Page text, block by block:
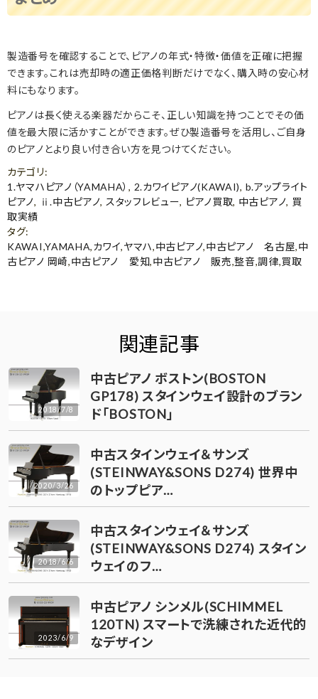
製造番号を確認することで、ピアノの年式・特徴・価値を正確に把握
できます。これは売却時の適正価格判断だけでなく、購入時の安心材
料にもなります。
ピアノは長く使える楽器だからこそ、正しい知識を持つことでその価
値を最大限に活かすことができます。ぜひ製造番号を活用し、ご自身
のピアノとより良い付き合い方を見つけてください。
カテゴリ:
1.ヤマハピアノ（YAMAHA）, 2.カワイピアノ(KAWAI), b.アップライト
ピアノ, ⅱ.中古ピアノ, スタッフレビュー, ピアノ買取, 中古ピアノ, 買
取実績
タグ:
KAWAI,YAMAHA,カワイ,ヤマハ,中古ピアノ,中古ピアノ 名古屋,中
古ピアノ 岡崎,中古ピアノ 愛知,中古ピアノ 販売,整音,調律,買取
関連記事
2018/7/8
中古ピアノ ボストン(BOSTON
GP178) スタインウェイ設計のブラン
ド「BOSTON」
2020/3/26
中古スタインウェイ＆サンズ
(STEINWAY&SONS D274) 世界中
のトップピア…
2018/6/6
中古スタインウェイ＆サンズ
(STEINWAY&SONS D274) スタイン
ウェイのフ…
2023/6/9
中古ピアノ シンメル(SCHIMMEL
120TN) スマートで洗練された近代的
なデザイン